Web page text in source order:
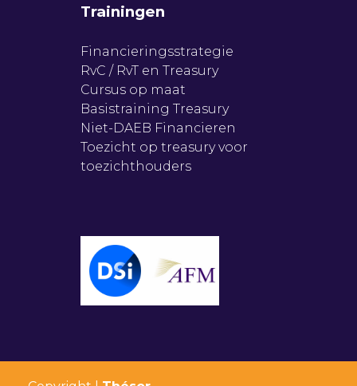
Trainingen
Financieringsstrategie
RvC / RvT en Treasury
Cursus op maat
Basistraining Treasury
Niet-DAEB Financieren
Toezicht op treasury voor
toezichthouders